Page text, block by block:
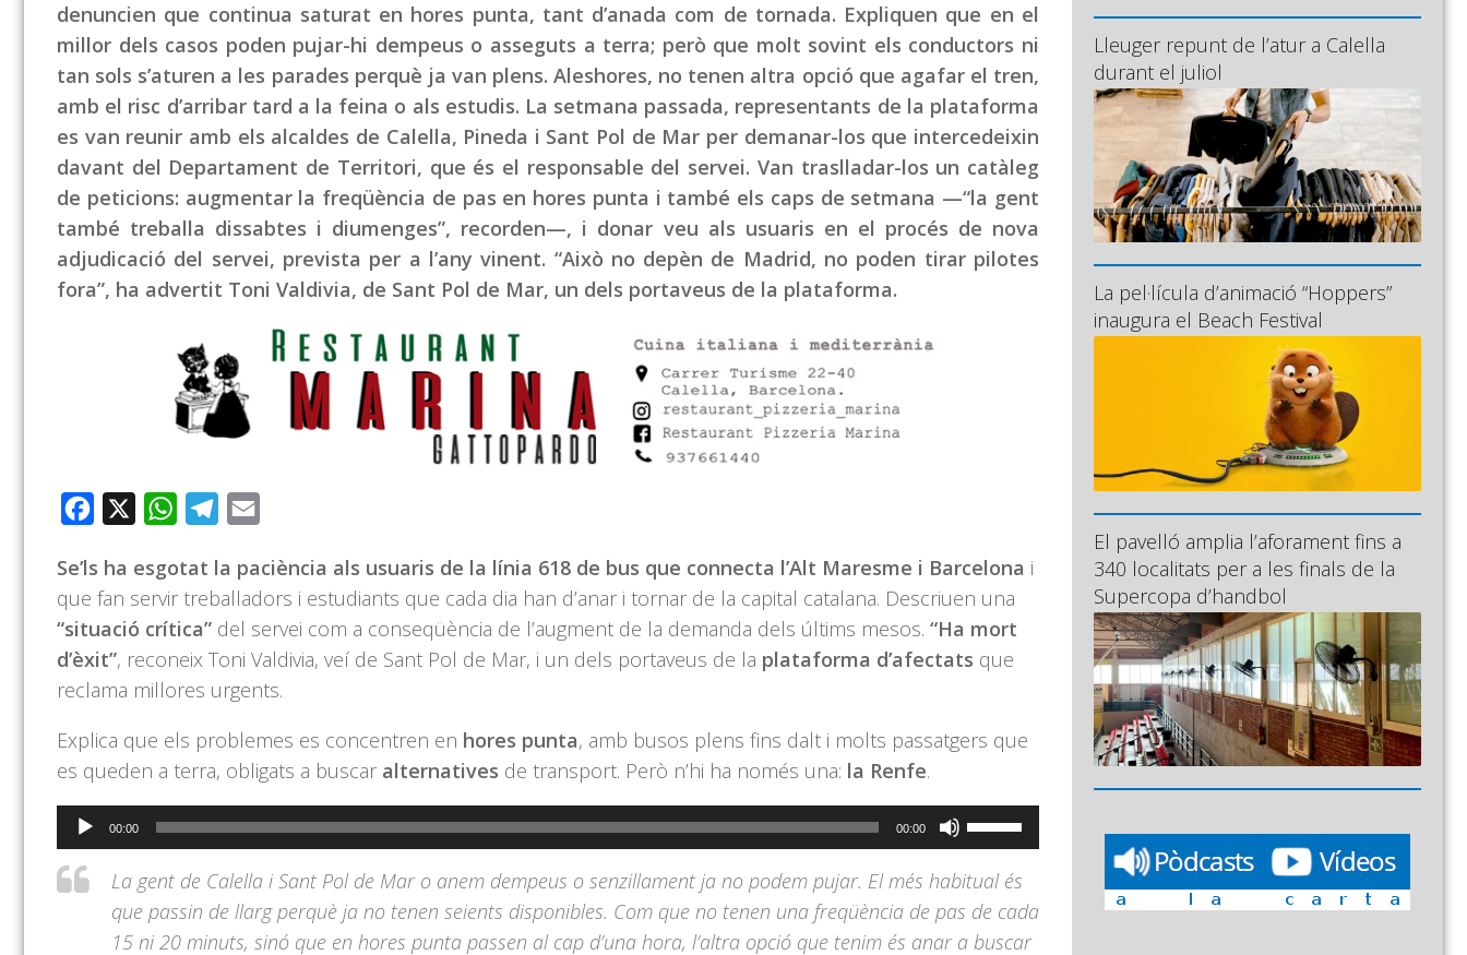
denuncien que continua saturat en hores punta, tant d’anada com de tornada. Expliquen que en el
millor dels casos poden pujar-hi dempeus o asseguts a terra; però que molt sovint els conductors ni
tan sols s’aturen a les parades perquè ja van plens. Aleshores, no tenen altra opció que agafar el tren,
amb el risc d’arribar tard a la feina o als estudis. La setmana passada, representants de la plataforma
es van reunir amb els alcaldes de Calella, Pineda i Sant Pol de Mar per demanar-los que intercedeixin
davant del Departament de Territori, que és el responsable del servei. Van traslladar-los un catàleg
de peticions: augmentar la freqüència de pas en hores punta i també els caps de setmana —“la gent
també treballa dissabtes i diumenges”, recorden—, i donar veu als usuaris en el procés de nova
adjudicació del servei, prevista per a l’any vinent. “Això no depèn de Madrid, no poden tirar pilotes
fora”, ha advertit Toni Valdivia, de Sant Pol de Mar, un dels portaveus de la plataforma.
Facebook WhatsAppTelegram
Se’ls ha esgotat la paciència als usuaris de la línia 618 de bus que connecta l’Alt Maresme i Barcelona i
que fan servir treballadors i estudiants que cada dia han d’anar i tornar de la capital catalana. Descriuen una
“situació crítica” del servei com a conseqüència de l’augment de la demanda dels últims mesos. “Ha mort
d’èxit”, reconeix Toni Valdivia, veí de Sant Pol de Mar, i un dels portaveus de la plataforma d’afectats que
reclama millores urgents.
Explica que els problemes es concentren en hores punta, amb busos plens fins dalt i molts passatgers que
es queden a terra, obligats a buscar alternatives de transport. Però n’hi ha només una: la Renfe.
Reproductor
d'àudio
00:00 00:00
Feu
servir
les
tecles
de
La gent de Calella i Sant Pol de Mar o anem dempeus o senzillament ja no podem pujar. El més habitual és
que passin de llarg perquè ja no tenen seients disponibles. Com que no tenen una freqüència de pas de cada
15 ni 20 minuts, sinó que en hores punta passen al cap d’una hora, l’altra opció que tenim és anar a buscar
Lleuger repunt de l’atur a Calella
durant el juliol
La pel·lícula d’animació “Hoppers”
inaugura el Beach Festival
El pavelló amplia l’aforament fins a
340 localitats per a les finals de la
Supercopa d’handbol